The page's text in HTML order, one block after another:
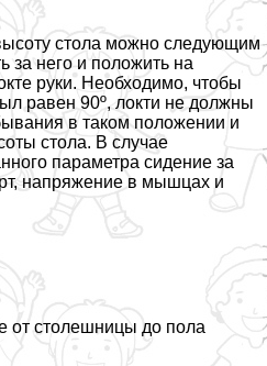
стола можно следующим
за него и положить на
руки. Необходимо, чтобы
равен 90º, локти не должны
в таком положении и
стола. В случае
параметра сидение за
напряжение в мышцах и
от столешницы до пола